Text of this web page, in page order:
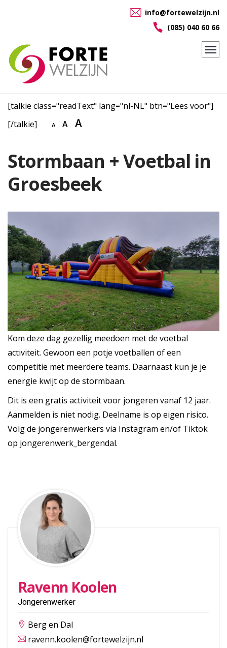
info@fortewelzijn.nl
(085) 040 60 66
[talkie class="readText" lang="nl-NL" btn="Lees voor"]
[/talkie]
A A A
Stormbaan + Voetbal in
Groesbeek
Kom deze dag gezellig meedoen met de voetbal
activiteit. Gewoon een potje voetballen of een
competitie met meerdere teams. Daarnaast kun je je
energie kwijt op de stormbaan.
Dit is een gratis activiteit voor jongeren vanaf 12 jaar.
Aanmelden is niet nodig. Deelname is op eigen risico.
Volg de jongerenwerkers via Instagram en/of Tiktok
op jongerenwerk_bergendal.
Ravenn Koolen
Jongerenwerker
Berg en Dal
ravenn.koolen@fortewelzijn.nl